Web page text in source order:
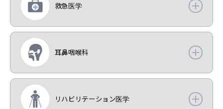
救急医学
耳鼻咽喉科
リハビリテーション医学